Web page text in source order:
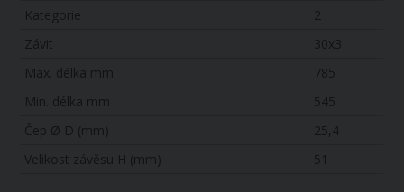
Kategorie
2
Závit
30x3
Max. délka mm
785
Min. délka mm
545
Čep Ø D (mm)
25,4
Velikost závěsu H (mm)
51